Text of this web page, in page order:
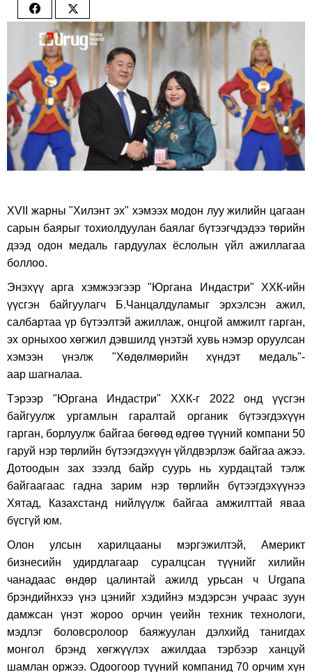
Share
on
Facebook
Share
on
XVII жарны "Хилэнт эх" хэмээх модон луу жилийн цагаан
сарын баярыг тохиолдуулан баялаг бүтээгчдэдээ төрийн
дээд одон медаль гардуулах ёслолын үйл ажиллагаа
боллоо.
Энэхүү арга хэмжээгээр "Юргана Индастри" ХХК-ийн
үүсгэн байгуулагч Б.Чанцалдуламыг эрхэлсэн ажил,
салбартаа үр бүтээлтэй ажиллаж, онцгой амжилт гарган,
эх орныхоо хөгжил дэвшилд үнэтэй хувь нэмэр оруулсан
хэмээн үнэлж "Хөдөлмөрийн хүндэт медаль"-
аар шагналаа.
Тэрээр "Юргана Индастри" ХХК-г 2022 онд үүсгэн
байгуулж ургамлын гаралтай органик бүтээгдэхүүн
гарган, борлуулж байгаа бөгөөд өдгөө түүний компани 50
гаруй нэр төрлийн бүтээгдэхүүн үйлдвэрлэж байгаа ажээ.
Дотоодын зах зээлд байр суурь нь хурдацтай тэлж
байгаагаас гадна зарим нэр төрлийн бүтээгдэхүүнээ
Хятад, Казахстанд нийлүүлж байгаа амжилттай яваа
бүсгүй юм.
Олон улсын харилцааны мэргэжилтэй, Америкт
бизнесийн удирдлагаар суралцсан түүнийг хилийн
чанадаас өндөр цалинтай ажилд урьсан ч Urgana
брэндийнхээ үнэ цэнийг хэдийнэ мэдэрсэн учраас зуун
дамжсан үнэт жороо орчин үеийн техник технологи,
мэдлэг боловсролоор баяжуулан дэлхийд танигдах
монгол брэнд хөгжүүлэх ажилдаа тэрбээр ханцуй
шамлан оржээ. Одоогоор түүний компанид 70 орчим хүн